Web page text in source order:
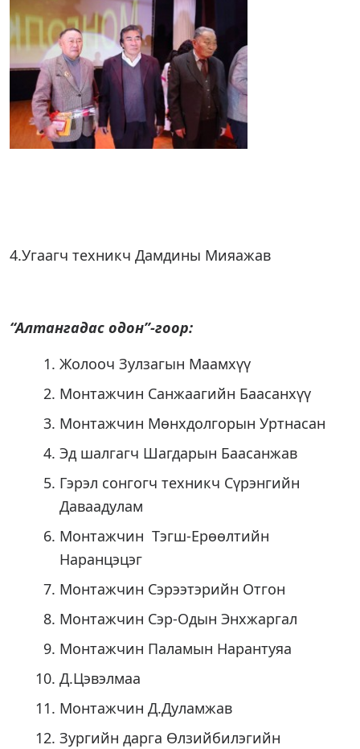
4.Угаагч техникч Дамдины Мияажав
“Алтангадас одон”-гоор:
Жолооч Зулзагын Маамхүү
Монтажчин Санжаагийн Баасанхүү
Монтажчин Мөнхдолгорын Уртнасан
Эд шалгагч Шагдарын Баасанжав
Гэрэл сонгогч техникч Сүрэнгийн
Даваадулам
Монтажчин Тэгш-Ерөөлтийн
Наранцэцэг
Монтажчин Сэрээтэрийн Отгон
Монтажчин Сэр-Одын Энхжаргал
Монтажчин Паламын Нарантуяа
Д.Цэвэлмаа
Монтажчин Д.Дуламжав
Зургийн дарга Өлзийбилэгийн